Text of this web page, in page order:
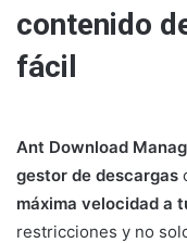
contenido
fácil
Ant Download
gestor de descargas
máxima velocidad a
restricciones y no